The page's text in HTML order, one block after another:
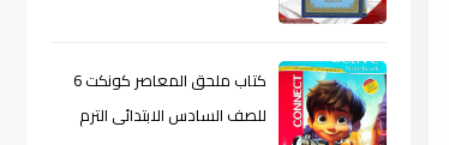
كتاب ملحق المعاصر كونكت 6
للصف السادس الابتدائى الترم